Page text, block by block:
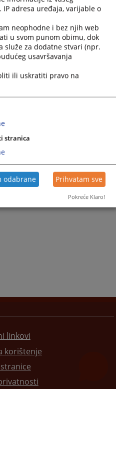
PREGLEDA
linkovi
korištenje
adresa uređaja, varijable o
neophodne i bez njih web
u svom punom obimu, dok
služe za dodatne stvari (npr.
usavršavanja
ili uskratiti pravo na
stranica
odabrane Prihvatam sve
Pokreće Klaro!